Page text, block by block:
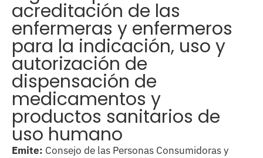
acreditación de las
enfermeras y enfermeros
para la indicación, uso y
autorización de
dispensación de
medicamentos y
productos sanitarios de
uso humano
Emite: Consejo de las Personas Consumidoras y